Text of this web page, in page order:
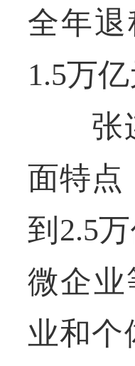
全年
1.5万
张连
面特点
到2.5
微企业
业和个